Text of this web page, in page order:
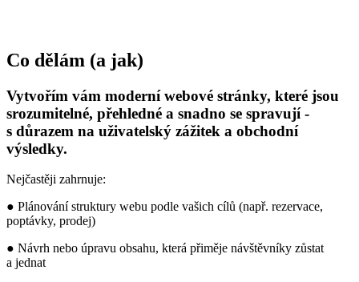
Co dělám (a jak)
Vytvořím vám moderní webové stránky, které jsou
srozumitelné, přehledné a snadno se spravují -
s důrazem na uživatelský zážitek a obchodní
výsledky.
Nejčastěji zahrnuje:
● Plánování struktury webu podle vašich cílů (např. rezervace,
poptávky, prodej)
● Návrh nebo úpravu obsahu, která přiměje návštěvníky zůstat
a jednat